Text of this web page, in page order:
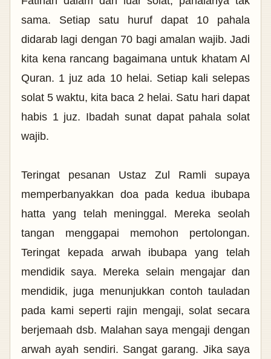
sama. Setiap satu huruf dapat 10 pahala
didarab lagi dengan 70 bagi amalan wajib. Jadi
kita kena rancang bagaimana untuk khatam Al
Quran. 1 juz ada 10 helai. Setiap kali selepas
solat 5 waktu, kita baca 2 helai. Satu hari dapat
habis 1 juz. Ibadah sunat dapat pahala solat
wajib.
Teringat pesanan Ustaz Zul Ramli supaya
memperbanyakkan doa pada kedua ibubapa
hatta yang telah meninggal. Mereka seolah
tangan menggapai memohon pertolongan.
Teringat kepada arwah ibubapa yang telah
mendidik saya. Mereka selain mengajar dan
mendidik, juga menunjukkan contoh tauladan
pada kami seperti rajin mengaji, solat secara
berjemaah dsb. Malahan saya mengaji dengan
arwah ayah sendiri. Sangat garang. Jika saya